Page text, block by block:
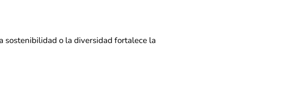
sostenibilidad o la diversidad fortalece la